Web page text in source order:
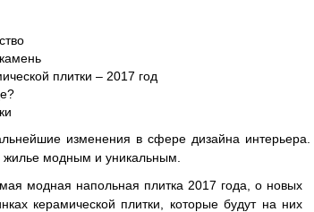
плитки – 2017 год
изменения в сфере дизайна интерьера.
модным и уникальным.
модная напольная плитка 2017 года, о новых
керамической плитки, которые будут на них